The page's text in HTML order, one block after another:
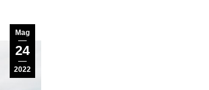
Mag
24
2022